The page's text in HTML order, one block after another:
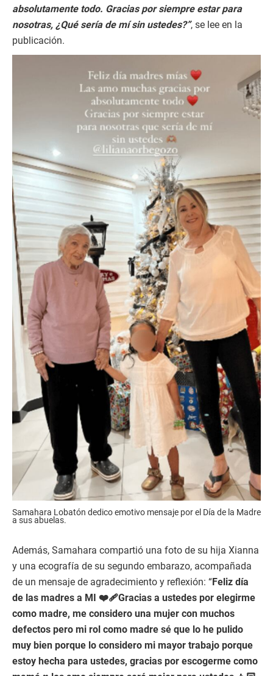
absolutamente todo. Gracias por siempre estar para
nosotras, ¿Qué sería de mí sin ustedes?”, se lee en la
publicación.
Samahara Lobatón dedico emotivo mensaje por el Día de la Madre
a sus abuelas.
Además, Samahara compartió una foto de su hija Xianna
y una ecografía de su segundo embarazo, acompañada
de un mensaje de agradecimiento y reflexión: “Feliz día
de las madres a MI ❤️‍🩹Gracias a ustedes por elegirme
como madre, me considero una mujer con muchos
defectos pero mi rol como madre sé que lo he pulido
muy bien porque lo considero mi mayor trabajo porque
estoy hecha para ustedes, gracias por escogerme como